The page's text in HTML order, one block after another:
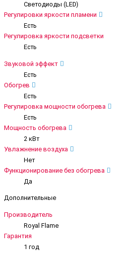
Светодиоды (LED)
Регулировки яркости пламени
Есть
Регулировка яркости подсветки
Есть
Звуковой эффект
Есть
Обогрев
Есть
Регулировка мощности обогрева
Есть
Мощность обогрева
2 кВт
Увлажнение воздуха
Нет
Функционирование без обогрева
Да
Дополнительные
Производитель
Royal Flame
Гарантия
1 год